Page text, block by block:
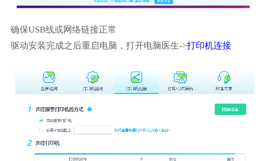
确保USB线或网络链接正常
驱动安装完成之后重启电脑，打开电脑医生->打印机连接